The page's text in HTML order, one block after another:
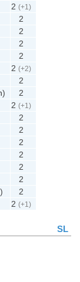
2(+1)
2
2
2
2
2(+2)
2
)
2
2(+1)
2
2
2
2
2
2
)
2
2(+1)
SL